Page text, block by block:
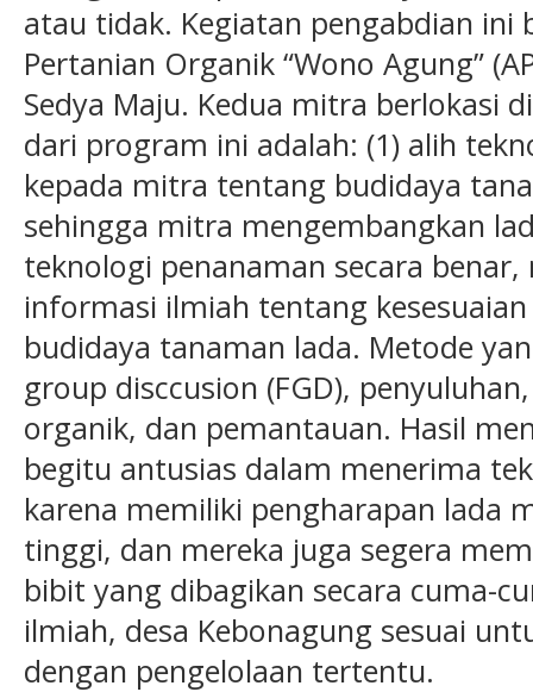
atau tidak. Kegiatan pengabdian ini
Pertanian Organik “Wono Agung”
Sedya Maju. Kedua mitra berlokasi
dari program ini adalah: (1) alih
kepada mitra tentang budidaya
sehingga mitra mengembangkan
teknologi penanaman secara
informasi ilmiah tentang
budidaya tanaman lada. Metode
group disccusion (FGD),
organik, dan pemantauan. Hasil
begitu antusias dalam menerima
karena memiliki pengharapan lada
tinggi, dan mereka juga segera
bibit yang dibagikan secara cuma-
ilmiah, desa Kebonagung sesuai
dengan pengelolaan tertentu.